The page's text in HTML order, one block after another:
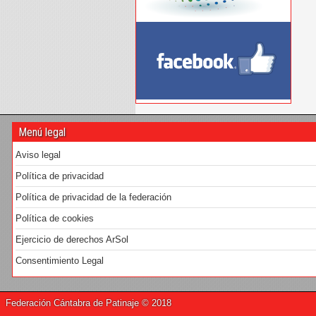
Menú legal
Aviso legal
Política de privacidad
Política de privacidad de la federación
Política de cookies
Ejercicio de derechos ArSol
Consentimiento Legal
Federación Cántabra de Patinaje © 2018